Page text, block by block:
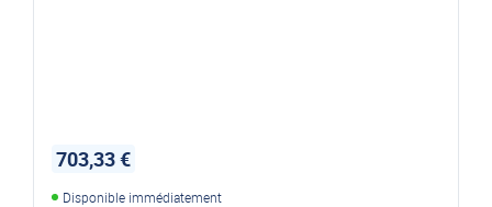
703,33 €
Disponible immédiatement